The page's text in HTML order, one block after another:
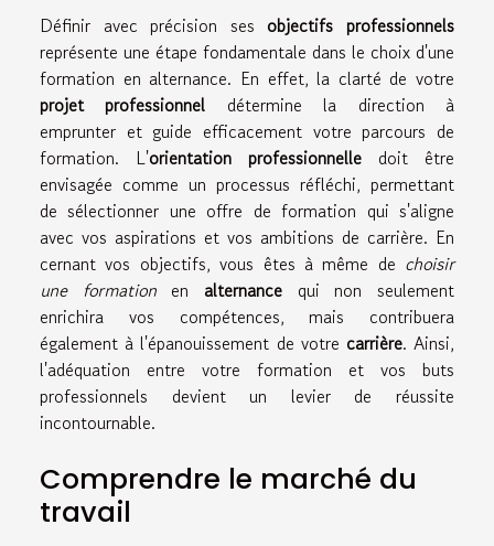
Définir avec précision ses objectifs professionnels
représente une étape fondamentale dans le choix d'une
formation en alternance. En effet, la clarté de votre
projet professionnel détermine la direction à
emprunter et guide efficacement votre parcours de
formation. L'orientation professionnelle doit être
envisagée comme un processus réfléchi, permettant
de sélectionner une offre de formation qui s'aligne
avec vos aspirations et vos ambitions de carrière. En
cernant vos objectifs, vous êtes à même de choisir
une formationen alternance qui non seulement
enrichira vos compétences, mais contribuera
également à l'épanouissement de votre carrière. Ainsi,
l'adéquation entre votre formation et vos buts
professionnels devient un levier de réussite
incontournable.
Comprendre le marché du
travail